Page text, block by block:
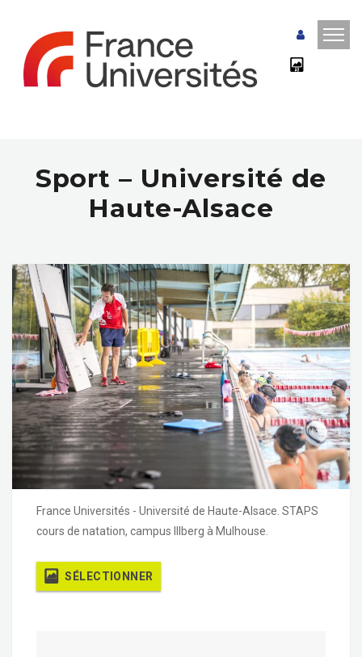
Sport – Université de
Haute-Alsace
France Universités - Université de Haute-Alsace. STAPS
cours de natation, campus Illberg à Mulhouse.
SÉLECTIONNER